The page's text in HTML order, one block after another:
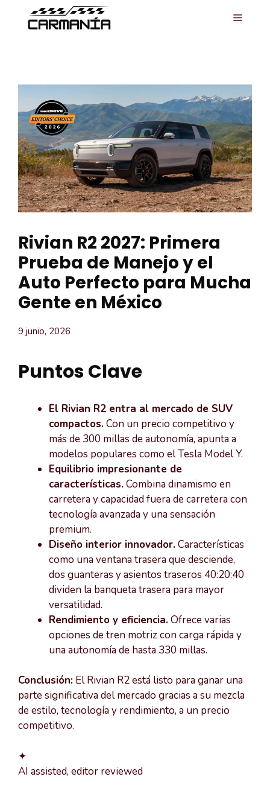
MENÚ
Rivian R2 2027: Primera
Prueba de Manejo y el
Auto Perfecto para Mucha
Gente en México
9 junio, 2026
Puntos Clave
El Rivian R2 entra al mercado de SUV
compactos.Con un precio competitivo y
más de 300 millas de autonomía, apunta a
modelos populares como el Tesla Model Y.
Equilibrio impresionante de
características.Combina dinamismo en
carretera y capacidad fuera de carretera con
tecnología avanzada y una sensación
premium.
Diseño interior innovador.Características
como una ventana trasera que desciende,
dos guanteras y asientos traseros 40:20:40
dividen la banqueta trasera para mayor
versatilidad.
Rendimiento y eficiencia.Ofrece varias
opciones de tren motriz con carga rápida y
una autonomía de hasta 330 millas.
Conclusión: El Rivian R2 está listo para ganar una
parte significativa del mercado gracias a su mezcla
de estilo, tecnología y rendimiento, a un precio
competitivo.
✦
AI assisted, editor reviewed